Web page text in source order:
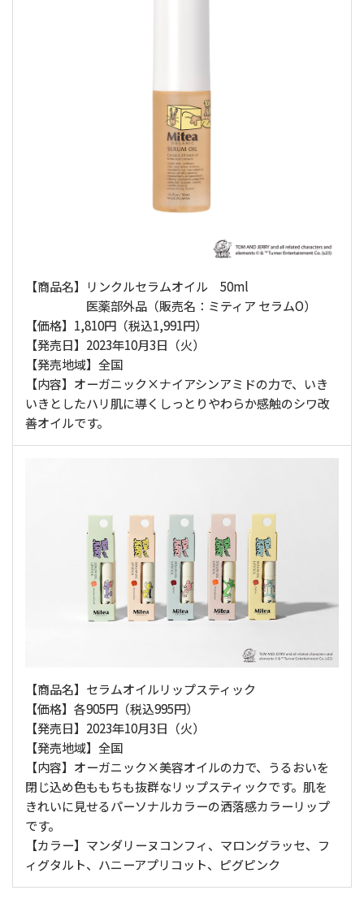
【商品名】リンクルセラムオイル 50ml
医薬部外品（販売名：ミティア セラムO）
【価格】1,810円（税込1,991円）
【発売日】2023年10月3日（火）
【発売地域】全国
【内容】オーガニック×ナイアシンアミドの力で、いき
いきとしたハリ肌に導くしっとりやわらか感触のシワ改
善オイルです。
【商品名】セラムオイルリップスティック
【価格】各905円（税込995円）
【発売日】2023年10月3日（火）
【発売地域】全国
【内容】オーガニック×美容オイルの力で、うるおいを
閉じ込め色ももちも抜群なリップスティックです。肌を
きれいに見せるパーソナルカラーの洒落感カラーリップ
です。
【カラー】マンダリーヌコンフィ、マロングラッセ、フ
ィグタルト、ハニーアプリコット、ピグピンク